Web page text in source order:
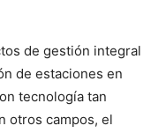
de gestión integral
de estaciones en
tecnología tan
otros campos, el